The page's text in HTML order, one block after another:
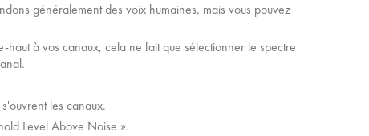
généralement des voix humaines, mais vous pouvez
à vos canaux, cela ne fait que sélectionner le spectre
les canaux.
Level Above Noise ».